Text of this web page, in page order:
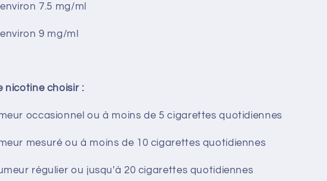
7.5 mg/ml
9 mg/ml
nicotine choisir :
occasionnel ou à moins de 5 cigarettes quotidiennes
mesuré ou à moins de 10 cigarettes quotidiennes
régulier ou jusqu'à 20 cigarettes quotidiennes